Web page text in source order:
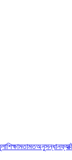
শিক্ষামতামতঅনুসন্ধান